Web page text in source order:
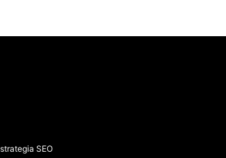
SEO